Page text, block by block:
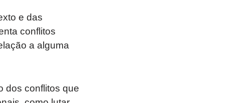
e das
conflitos
a alguma
dos conflitos que